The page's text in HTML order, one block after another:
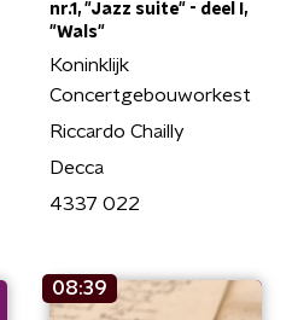
nr.1, "Jazz suite" - deel I,
"Wals"
Koninklijk
Concertgebouworkest
Riccardo Chailly
Decca
4337 022
08:39